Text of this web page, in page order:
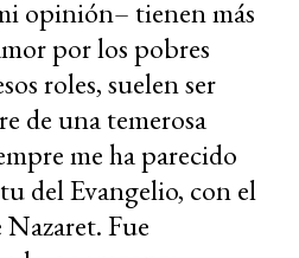
opinión– tienen más
por los pobres
roles, suelen ser
de una temerosa
me ha parecido
del Evangelio, con el
Nazaret. Fue